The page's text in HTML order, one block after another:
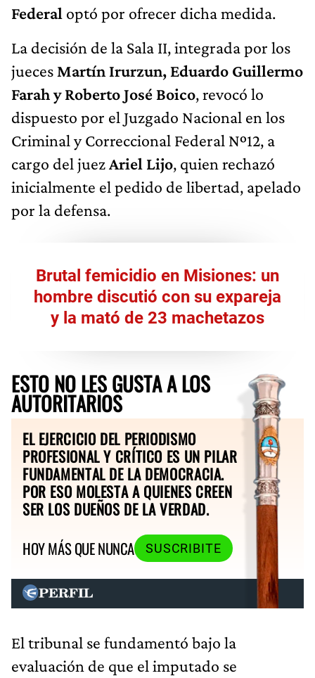
Federal optó por ofrecer dicha medida.
La decisión de la Sala II, integrada por los
jueces Martín Irurzun, Eduardo Guillermo
Farah y Roberto José Boico, revocó lo
dispuesto por el Juzgado Nacional en los
Criminal y Correccional Federal Nº12, a
cargo del juezAriel Lijo, quien rechazó
inicialmente el pedido de libertad, apelado
por la defensa.
Brutal femicidio en Misiones: un
hombre discutió con su expareja
y la mató de 23 machetazos
ESTO NO LES GUSTA A LOS
AUTORITARIOS
EL EJERCICIO DEL PERIODISMO
PROFESIONAL Y CRÍTICO ES UN PILAR
FUNDAMENTAL DE LA DEMOCRACIA.
POR ESO MOLESTA A QUIENES CREEN
SER LOS DUEÑOS DE LA VERDAD.
HOY MÁS QUE NUNCA
SUSCRIBITE
El tribunal se fundamentó bajo la
evaluación de que el imputado se